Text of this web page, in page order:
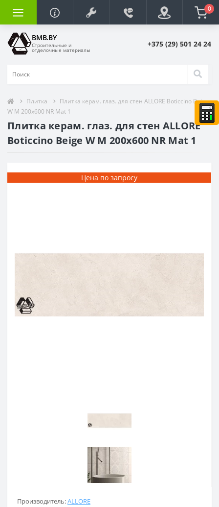
0
BMB.BY
Строительные и
отделочные материалы
+375 (29) 501 24 24
Плитка
Плитка керам. глаз. для стен ALLORE Boticcino Beige
W M 200x600 NR Mat 1
Плитка керам. глаз. для стен ALLORE
Boticcino Beige W M 200x600 NR Mat 1
Цена по запросу
Производитель:ALLORE